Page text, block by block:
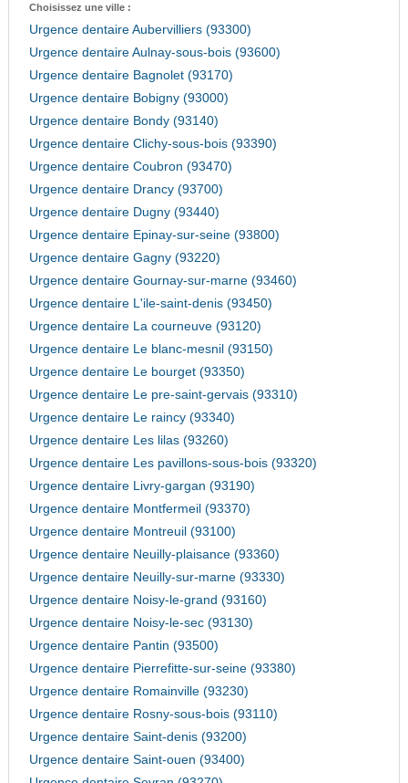
Choisissez une ville :
Urgence dentaire Aubervilliers (93300)
Urgence dentaire Aulnay-sous-bois (93600)
Urgence dentaire Bagnolet (93170)
Urgence dentaire Bobigny (93000)
Urgence dentaire Bondy (93140)
Urgence dentaire Clichy-sous-bois (93390)
Urgence dentaire Coubron (93470)
Urgence dentaire Drancy (93700)
Urgence dentaire Dugny (93440)
Urgence dentaire Epinay-sur-seine (93800)
Urgence dentaire Gagny (93220)
Urgence dentaire Gournay-sur-marne (93460)
Urgence dentaire L'ile-saint-denis (93450)
Urgence dentaire La courneuve (93120)
Urgence dentaire Le blanc-mesnil (93150)
Urgence dentaire Le bourget (93350)
Urgence dentaire Le pre-saint-gervais (93310)
Urgence dentaire Le raincy (93340)
Urgence dentaire Les lilas (93260)
Urgence dentaire Les pavillons-sous-bois (93320)
Urgence dentaire Livry-gargan (93190)
Urgence dentaire Montfermeil (93370)
Urgence dentaire Montreuil (93100)
Urgence dentaire Neuilly-plaisance (93360)
Urgence dentaire Neuilly-sur-marne (93330)
Urgence dentaire Noisy-le-grand (93160)
Urgence dentaire Noisy-le-sec (93130)
Urgence dentaire Pantin (93500)
Urgence dentaire Pierrefitte-sur-seine (93380)
Urgence dentaire Romainville (93230)
Urgence dentaire Rosny-sous-bois (93110)
Urgence dentaire Saint-denis (93200)
Urgence dentaire Saint-ouen (93400)